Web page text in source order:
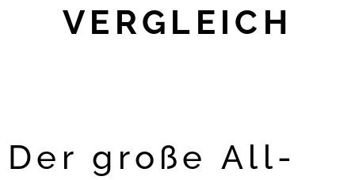
VERGLEICH
Der große All-